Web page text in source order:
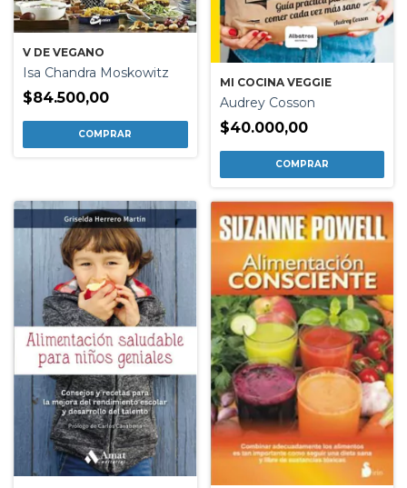
V DE VEGANO
Isa Chandra Moskowitz
$84.500,00
MI COCINA VEGGIE
Audrey Cosson
$40.000,00